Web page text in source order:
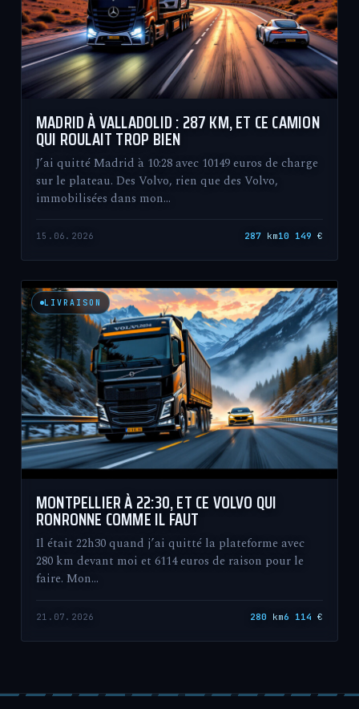
MADRID À VALLADOLID : 287 KM, ET CE CAMION
QUI ROULAIT TROP BIEN
J’ai quitté Madrid à 10:28 avec 10149 euros de charge
sur le plateau. Des Volvo, rien que des Volvo,
immobilisées dans mon…
15.06.2026 287 km10 149 €
LIVRAISON
MONTPELLIER À 22:30, ET CE VOLVO QUI
RONRONNE COMME IL FAUT
Il était 22h30 quand j’ai quitté la plateforme avec
280 km devant moi et 6114 euros de raison pour le
faire. Mon…
21.07.2026 280 km6 114 €